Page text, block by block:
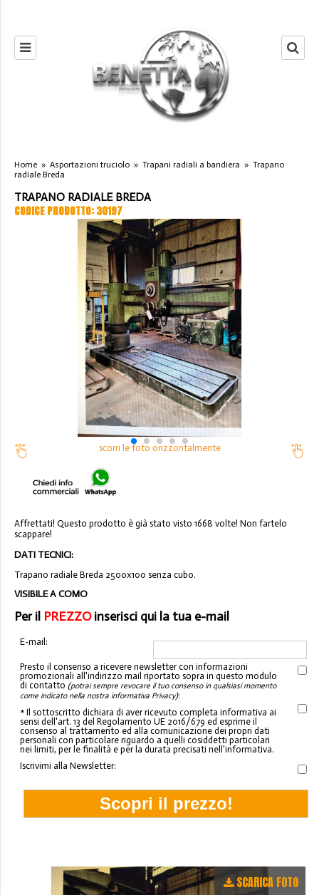
Home » Asportazioni truciolo » Trapani radiali a bandiera » Trapano
radiale Breda
TRAPANO RADIALE BREDA
CODICE PRODOTTO: 30197
scorri le foto orizzontalmente
Affrettati! Questo prodotto è già stato visto 1668 volte! Non fartelo
scappare!
DATI TECNICI:
Trapano radiale Breda 2500x100 senza cubo.
VISIBILE A COMO
Per il PREZZOinserisci qui la tua e-mail
E-mail:
Presto il consenso a ricevere newsletter con informazioni
promozionali all'indirizzo mail riportato sopra in questo modulo
di contatto (potrai sempre revocare il tuo consenso in qualsiasi momento
come indicato nella nostra informativa Privacy):
* Il sottoscritto dichiara di aver ricevuto completa informativa ai
sensi dell'art. 13 del Regolamento UE 2016/679 ed esprime il
consenso al trattamento ed alla comunicazione dei propri dati
personali con particolare riguardo a quelli cosiddetti particolari
nei limiti, per le finalità e per la durata precisati nell'informativa.
Iscrivimi alla Newsletter:
SCARICA FOTO